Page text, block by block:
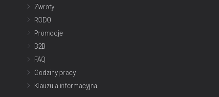
Zwroty
RODO
Promocje
B2B
FAQ
Godziny pracy
Klauzula informacyjna